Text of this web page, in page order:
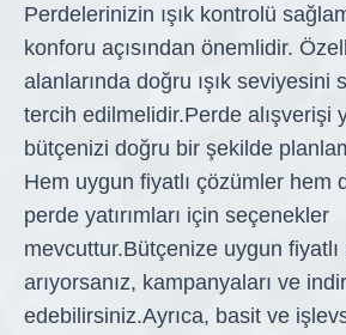
Perdelerinizin ışık kontrolü
konforu açısından önemlidir.
alanlarında doğru ışık seviyesini
tercih edilmelidir.Perde alışverişi
bütçenizi doğru bir şekilde
Hem uygun fiyatlı çözümler hem
perde yatırımları için seçenekler
mevcuttur.Bütçenize uygun
arıyorsanız, kampanyaları ve
edebilirsiniz.Ayrıca, basit ve